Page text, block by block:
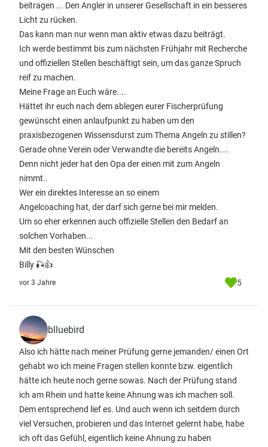
beitragen ... Den Angler in unserer Gesellschaft in ein besseres
Licht zu rücken.
Das kann man nur wenn man aktiv etwas dazu beiträgt.
Ich werde bestimmt bis zum nächsten Frühjahr mit Recherche
und offiziellen Stellen beschäftigt sein, um das ganze Spruch
reif zu machen.
Meine Frage an Euch wäre....
Hättet ihr euch nach dem ablegen eurer Fischerprüfung
gewünscht einen anlaufpunkt zu haben um den
praxisbezogenen Wissensdurst zum Thema Angeln zu stillen?
Gerade ohne Verein oder Verwandte die bereits Angeln....
Denn nicht jeder hat den Opa der einen mit zum Angeln
nimmt..
Wer ein direktes Interesse an so einem
Angelcoaching hat, der darf sich gerne bei mir melden.
Um so eher erkennen auch offizielle Stellen den Bedarf an
solchen Vorhaben...
Mit den besten Wünschen
Billy 🎣👍
vor 3 Jahre 5
blluebird
Also ich hätte nach meiner Prüfung gerne jemanden/ einen Ort
gehabt wo ich meine Fragen stellen konnte bzw. eigentlich
hätte ich heute noch gerne sowas. Nach der Prüfung stand
ich am Rhein und hatte keine Ahnung was ich machen soll.
Dem entsprechend lief es. Und auch wenn ich seitdem durch
viel Versuchen, probieren und das Internet gelernt habe, habe
ich oft das Gefühl, eigentlich keine Ahnung zu haben